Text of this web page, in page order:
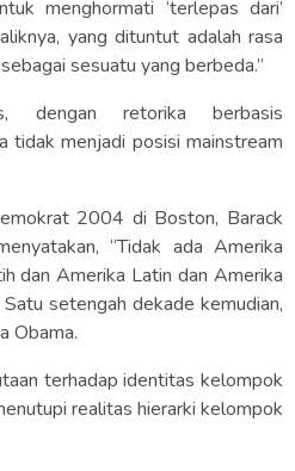
menghormati ‘terlepas dari’
yang dituntut adalah rasa
sesuatu yang berbeda.”
dengan retorika berbasis
tidak menjadi posisi mainstream
2004 di Boston, Barack
“Tidak ada Amerika
dan Amerika Latin dan Amerika
setengah dekade kemudian,
Obama.
terhadap identitas kelompok
realitas hierarki kelompok